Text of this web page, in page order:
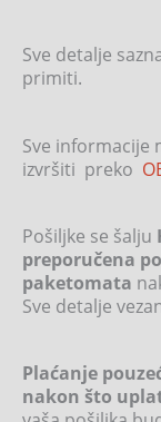
Sve detalje
primiti.
Sve informacije
izvršiti preko
Pošiljke se šalju
preporučena
paketomata
Sve detalje
Plaćanje
nakon što